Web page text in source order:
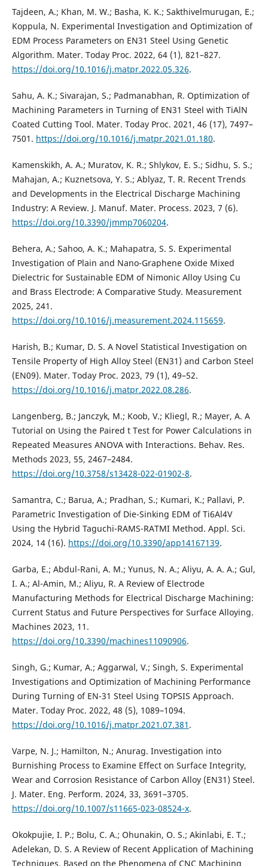
Tajdeen, A.; Khan, M. W.; Basha, K. K.; Sakthivelmurugan, E.;
Koppula, N. Experimental Investigation and Optimization of
EDM Process Parameters on EN31 Steel Using Genetic
Algorithm. Mater. Today Proc. 2022, 64 (1), 821–827.
https://doi.org/10.1016/j.matpr.2022.05.326.
Sahu, A. K.; Sivarajan, S.; Padmanabhan, R. Optimization of
Machining Parameters in Turning of EN31 Steel with TiAlN
Coated Cutting Tool. Mater. Today Proc. 2021, 46 (17), 7497–
7501. https://doi.org/10.1016/j.matpr.2021.01.180.
Kamenskikh, A. A.; Muratov, K. R.; Shlykov, E. S.; Sidhu, S. S.;
Mahajan, A.; Kuznetsova, Y. S.; Ablyaz, T. R. Recent Trends
and Developments in the Electrical Discharge Machining
Industry: A Review. J. Manuf. Mater. Process. 2023, 7 (6).
https://doi.org/10.3390/jmmp7060204.
Behera, A.; Sahoo, A. K.; Mahapatra, S. S. Experimental
Investigation of Plain and Nano-Graphene Oxide Mixed
Dielectric for Sustainable EDM of Nimonic Alloy Using Cu
and Brass Electrode: A Comparative Study. Measurement
2025, 241.
https://doi.org/10.1016/j.measurement.2024.115659.
Harish, B.; Kumar, D. S. A Novel Statistical Investigation on
Tensile Property of High Alloy Steel (EN31) and Carbon Steel
(EN09). Mater. Today Proc. 2023, 79 (1), 49–52.
https://doi.org/10.1016/j.matpr.2022.08.286.
Langenberg, B.; Janczyk, M.; Koob, V.; Kliegl, R.; Mayer, A. A
Tutorial on Using the Paired t Test for Power Calculations in
Repeated Measures ANOVA with Interactions. Behav. Res.
Methods 2023, 55, 2467–2484.
https://doi.org/10.3758/s13428-022-01902-8.
Samantra, C.; Barua, A.; Pradhan, S.; Kumari, K.; Pallavi, P.
Parametric Investigation of Die-Sinking EDM of Ti6Al4V
Using the Hybrid Taguchi-RAMS-RATMI Method. Appl. Sci.
2024, 14 (16). https://doi.org/10.3390/app14167139.
Garba, E.; Abdul-Rani, A. M.; Yunus, N. A.; Aliyu, A. A. A.; Gul,
I. A.; Al-Amin, M.; Aliyu, R. A Review of Electrode
Manufacturing Methods for Electrical Discharge Machining:
Current Status and Future Perspectives for Surface Alloying.
Machines 2023, 11.
https://doi.org/10.3390/machines11090906.
Singh, G.; Kumar, A.; Aggarwal, V.; Singh, S. Experimental
Investigations and Optimization of Machining Performance
During Turning of EN-31 Steel Using TOPSIS Approach.
Mater. Today Proc. 2022, 48 (5), 1089–1094.
https://doi.org/10.1016/j.matpr.2021.07.381 .
Varpe, N. J.; Hamilton, N.; Anurag. Investigation into
Burnishing Process to Examine Effect on Surface Integrity,
Wear and Corrosion Resistance of Carbon Alloy (EN31) Steel.
J. Mater. Eng. Perform. 2024, 33, 3691–3705.
https://doi.org/10.1007/s11665-023-08524-x.
Okokpujie, I. P.; Bolu, C. A.; Ohunakin, O. S.; Akinlabi, E. T.;
Adelekan, D. S. A Review of Recent Application of Machining
Techniques, Based on the Phenomena of CNC Machining